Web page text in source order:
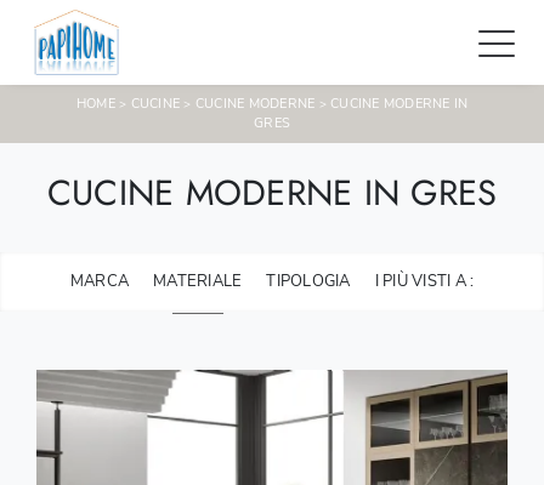
HOME> CUCINE > CUCINE MODERNE > CUCINE MODERNE IN
GRES
CUCINE MODERNE IN GRES
MARCA MATERIALE TIPOLOGIA I PIÙ VISTI A :